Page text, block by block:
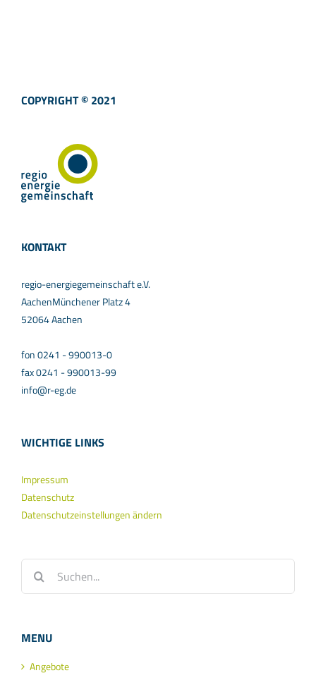
COPYRIGHT © 2021
KONTAKT
regio-energiegemeinschaft e.V.
AachenMünchener Platz 4
52064 Aachen
fon 0241 - 990013-0
fax 0241 - 990013-99
info@r-eg.de
WICHTIGE LINKS
Impressum
Datenschutz
Datenschutzeinstellungen ändern
nach:
MENU
Angebote